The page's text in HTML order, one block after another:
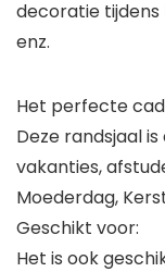
decoratie tijdens
enz.
Het perfecte
Deze randsjaal
vakanties,
Moederdag,
Geschikt voor:
Het is ook